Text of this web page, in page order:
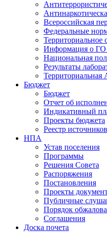
Всероссийская
Федеральные
Территориальное
Информация о
Национальная
Результаты
Территориальная
Бюджет
Бюджет
Отчет об
Индикативный
Проекты бюджета
Реестр
НПА
Устав поселения
Программы
Решения Совета
Распоряжения
Постановления
Проекты
Публичные
Порядок
Соглашения
Доска почета